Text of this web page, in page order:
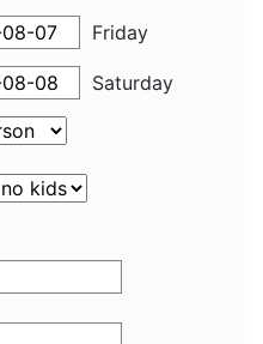
Friday
Saturday